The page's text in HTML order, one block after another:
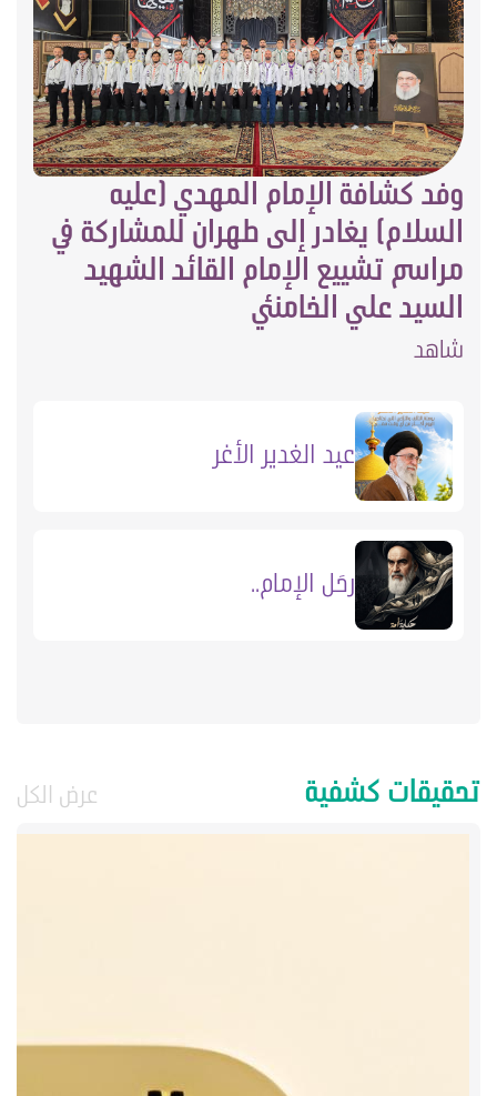
وفد كشافة الإمام المهدي (عليه
السلام) يغادر إلى طهران للمشاركة في
مراسم تشييع الإمام القائد الشهيد
السيد علي الخامنئي
شاهد
عيد الغدير الأغر
رحَل الإمام..
تحقيقات كشفية عرض الكل